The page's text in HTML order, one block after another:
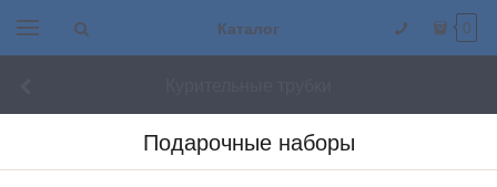
Каталог 0
Подарочные наборы